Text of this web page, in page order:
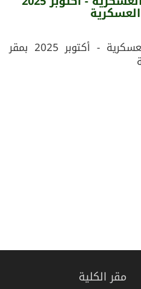
حفل تخرج الكليات العسكرية - أكتوبر 2025 بمقر
مقر الكلية